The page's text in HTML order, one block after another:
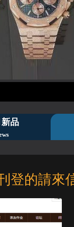
品
登的請來